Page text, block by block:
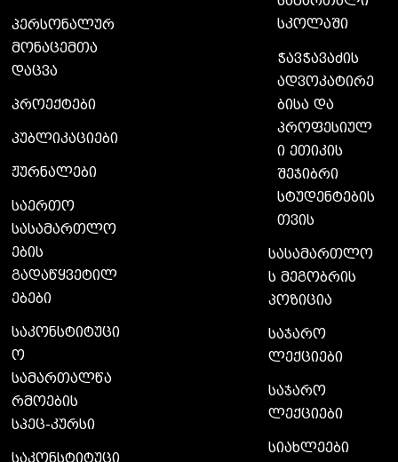
პერსონალურ
მონაცემთა
დაცვა
პროექტები
პუბლიკაციები
ჟურნალები
საერთო
სასამართლო
ების
გადაწყვეტილ
ებები
საკონსტიტუცი
ო
სამართალწა
რმოების
სპეც-კურსი
სკოლაში
ჭავჭავაძის
ადვოკატირე
ბისა და
პროფესიულ
ი ეთიკის
შეჯიბრი
სტუდენტების
თვის
სასამართლო
ს მეგობრის
პოზიცია
საჯარო
ლექციები
საჯარო
ლექციები
სიახლეები